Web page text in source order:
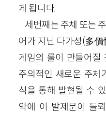
게 됩니다.
세번째는 주체 또는
어가 지닌 다가성(多
게임의 룰이 만들어질
주의적인 새로운 주체
식을 통해 발현될 수
약에 이 발제문이 들